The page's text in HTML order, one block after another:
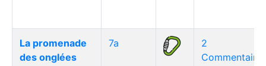
La promenade
des onglées
7a
2